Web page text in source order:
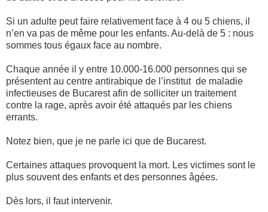
Si un adulte peut faire relativement face à 4 ou 5 chiens, il
n’en va pas de même pour les enfants. Au-delà de 5 : nous
sommes tous égaux face au nombre.
Chaque année il y entre 10.000-16.000 personnes qui se
présentent au centre antirabique de l’institut de maladie
infectieuses de Bucarest afin de solliciter un traitement
contre la rage, après avoir été attaqués par les chiens
errants.
Notez bien, que je ne parle ici que de Bucarest.
Certaines attaques provoquent la mort. Les victimes sont le
plus souvent des enfants et des personnes âgées.
Dès lors, il faut intervenir.